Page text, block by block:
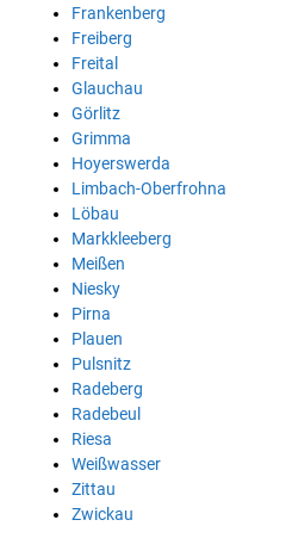
Frankenberg
Freiberg
Freital
Glauchau
Görlitz
Grimma
Hoyerswerda
Limbach-Oberfrohna
Löbau
Markkleeberg
Meißen
Niesky
Pirna
Plauen
Pulsnitz
Radeberg
Radebeul
Riesa
Weißwasser
Zittau
Zwickau